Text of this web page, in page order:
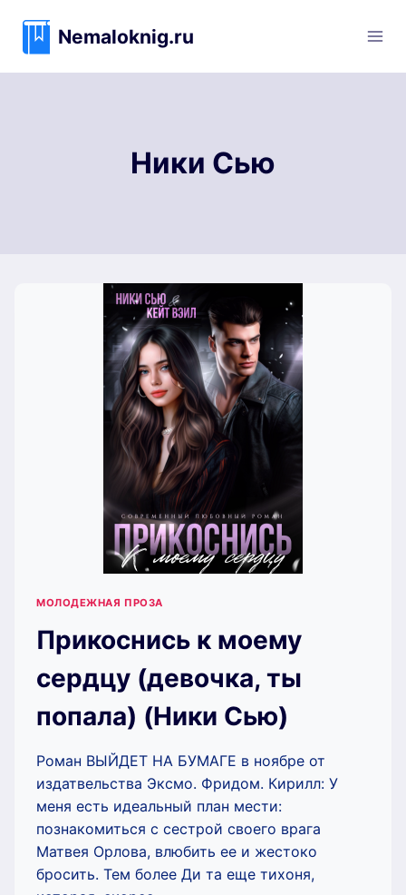
содержимому
Nemaloknig.ru
Ники Сью
МОЛОДЕЖНАЯ ПРОЗА
Прикоснись к моему
сердцу (девочка, ты
попала) (Ники Сью)
Роман ВЫЙДЕТ НА БУМАГЕ в ноябре от
издатвельства Эксмо. Фридом. Кирилл: У
меня есть идеальный план мести:
познакомиться с сестрой своего врага
Матвея Орлова, влюбить ее и жестоко
бросить. Тем более Ди та еще тихоня,